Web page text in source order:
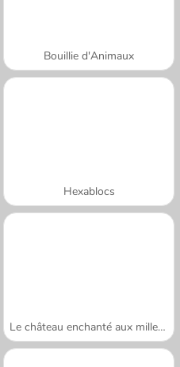
Bouillie d'Animaux
Hexablocs
Le château enchanté aux mille couleurs